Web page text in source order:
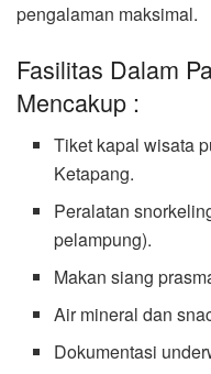
pengalaman maksimal.
Fasilitas Dalam
Mencakup :
Tiket kapal wisata
Ketapang.
Peralatan
pelampung).
Makan siang
Air mineral dan
Dokumentasi